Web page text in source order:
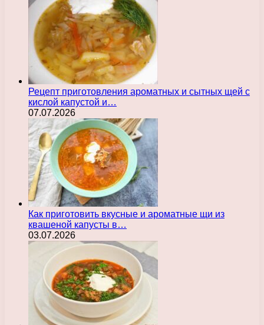
Рецепт приготовления ароматных и сытных щей с
кислой капустой и…
07.07.2026
Как приготовить вкусные и ароматные щи из
квашеной капусты в…
03.07.2026